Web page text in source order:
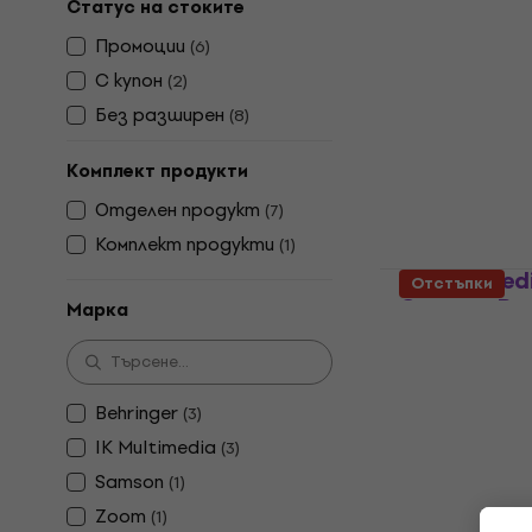
Статус на стоките
Промоции (6)
С купон (2)
Без pазширен (8)
Комплект продукти
Отделен продукт (7)
Комплект продукти (1)
Марка
Behringer (3)
IK Multimedia (3)
Samson (1)
Zoom (1)
IK
Creator
Отстъпки